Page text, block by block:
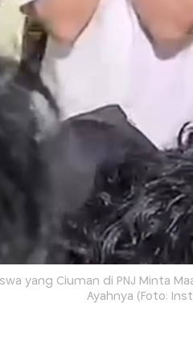
yang Ciuman di PNJ Minta
Ayahnya (Foto: